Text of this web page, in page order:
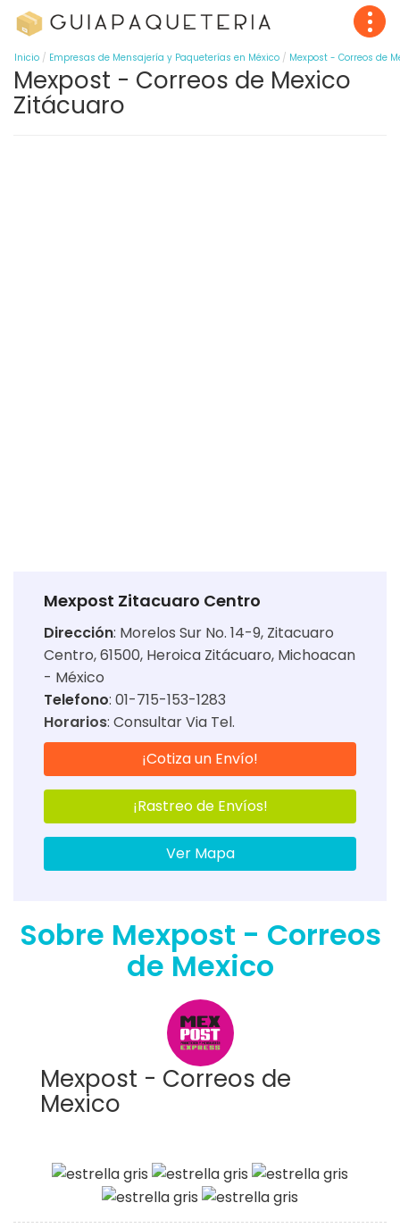
Inicio Empresas de Mensajería y Paqueterías en México Mexpost - Correos de
Mexpost - Correos de Mexico
Zitácuaro
Mexpost Zitacuaro Centro
Dirección: Morelos Sur No. 14-9, Zitacuaro
Centro, 61500, Heroica Zitácuaro, Michoacan
- México
Telefono: 01-715-153-1283
Horarios: Consultar Via Tel.
¡Cotiza un Envío!
¡Rastreo de Envíos!
Ver Mapa
Sobre Mexpost - Correos
de Mexico
Mexpost - Correos de
Mexico